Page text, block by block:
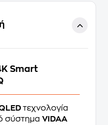
Smart
τεχνολογία
σύστημα VIDAA